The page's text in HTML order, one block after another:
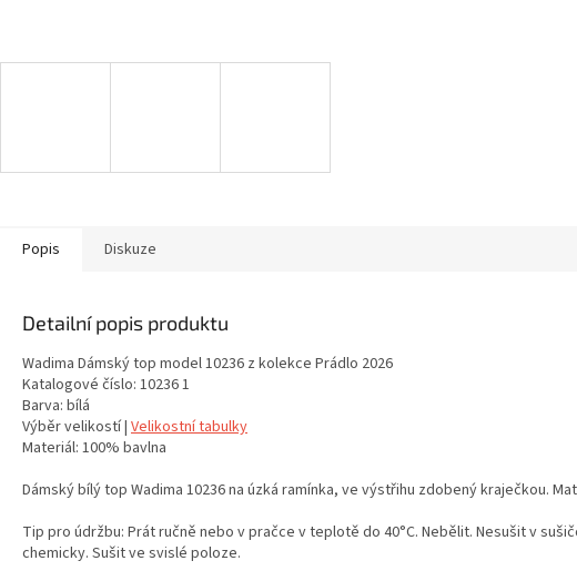
Popis Diskuze
Detailní popis produktu
Wadima Dámský top model 10236 z kolekce Prádlo 2026
Katalogové číslo: 10236 1
Barva: bílá
Výběr velikostí | Velikostní tabulky
Materiál: 100% bavlna
Dámský bílý top Wadima 10236 na úzká ramínka, ve výstřihu zdobený kraječkou.
Tip pro údržbu: Prát ručně nebo v pračce v teplotě do 40°C. Nebělit. Nesušit v
chemicky. Sušit ve svislé poloze.